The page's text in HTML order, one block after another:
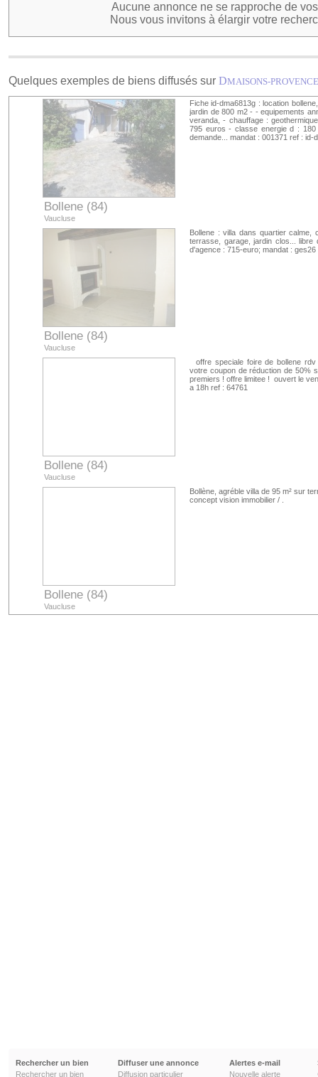
Aucune annonce ne se rapproche de
Nous vous invitons à élargir votre
Quelques exemples de biens diffusés sur DMAISONS-PROVENCE
Bollene (84)
Vaucluse
Fiche id-dma6813g : location
jardin de 800 m2 - - equipements
veranda, - chauffage :
795 euros - classe energie d : 180
demande... mandat : 001371 ref : id-
Bollene (84)
Vaucluse
Bollene : villa dans quartier calme,
terrasse, garage, jardin clos...
d'agence : 715-euro; mandat : ges26
Bollene (84)
Vaucluse
offre speciale foire de bollene
votre coupon de réduction de 50%
premiers ! offre limitee ! ouvert le
a 18h ref : 64761
Bollene (84)
Vaucluse
Bollène, agréble villa de 95 m² sur
concept vision immobilier / .
Rechercher un bien
Rechercher un bien
Diffuser une annonce
Diffusion particulier
Alertes e-mail
Nouvelle alerte